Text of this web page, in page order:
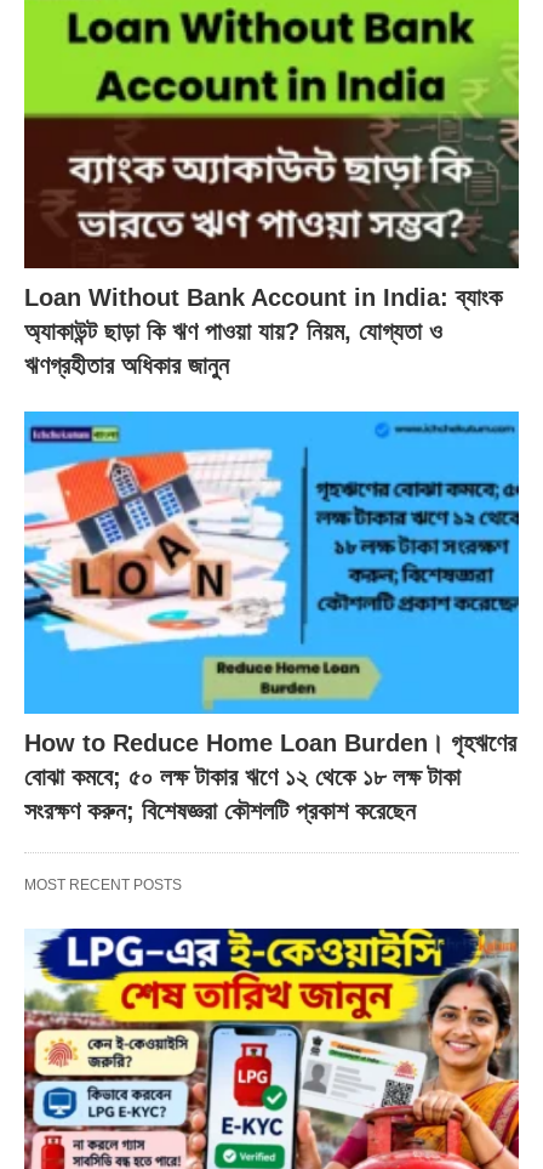
Loan Without Bank Account in India: ব্যাংক
অ্যাকাউন্ট ছাড়া কি ঋণ পাওয়া যায়? নিয়ম, যোগ্যতা ও
ঋণগ্রহীতার অধিকার জানুন
How to Reduce Home Loan Burden। গৃহঋণের
বোঝা কমবে; ৫০ লক্ষ টাকার ঋণে ১২ থেকে ১৮ লক্ষ টাকা
সংরক্ষণ করুন; বিশেষজ্ঞরা কৌশলটি প্রকাশ করেছেন
MOST RECENT POSTS